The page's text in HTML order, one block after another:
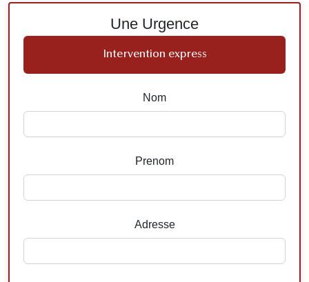
Une Urgence
Intervention express
Nom
Prenom
Adresse